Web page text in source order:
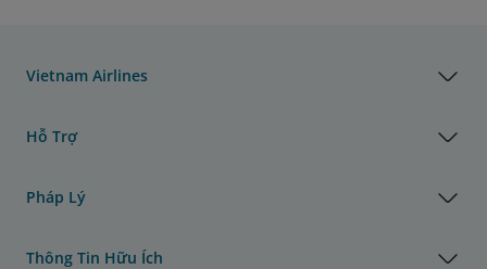
Vietnam Airlines
Hỗ Trợ
Pháp Lý
Thông Tin Hữu Ích